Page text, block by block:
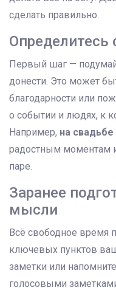
сделать правильно.
Определитесь
Первый шаг —
донести. Это может
благодарности или
о событии и людях, к
Например, на свадьбе
радостным моментам
паре.
Заранее
мысли
Всё свободное время
ключевых пунктов
заметки или
голосовыми